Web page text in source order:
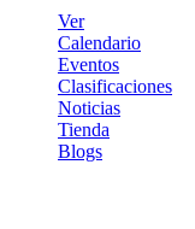
Ver
Calendario
Eventos
Clasificaciones
Noticias
Tienda
Blogs